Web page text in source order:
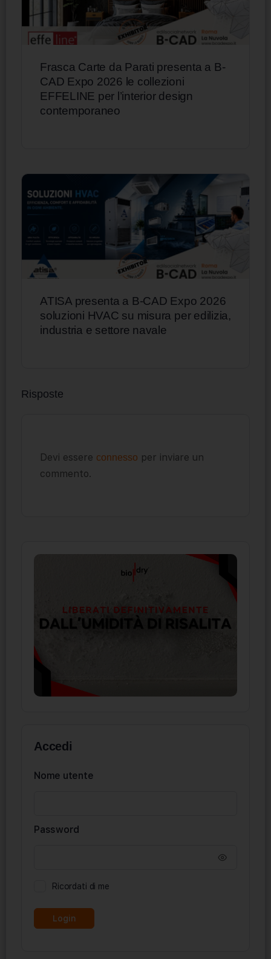
Frasca Carte da Parati presenta a B-
CAD Expo 2026 le collezioni
EFFELINE per l’interior design
contemporaneo
ATISA presenta a B-CAD Expo 2026
soluzioni HVAC su misura per edilizia,
industria e settore navale
Risposte
Devi essere connesso per inviare un
commento.
Accedi
Nome utente
Password
Ricordati di me